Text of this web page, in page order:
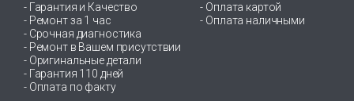
- Гарантия и Качество
- Ремонт за 1 час
- Срочная диагностика
- Ремонт в Вашем присутствии
- Оригинальные детали
- Гарантия 110 дней
- Оплата по факту
- Оплата картой
- Оплата наличными